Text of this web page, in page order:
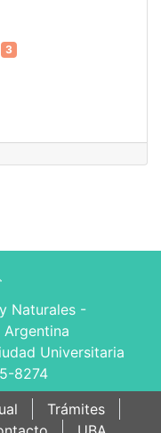
3
Naturales -
Universitaria
8274
Trámites